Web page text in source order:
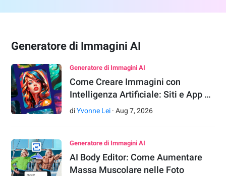
Generatore di Immagini AI
Generatore di Immagini AI
Come Creare Immagini con
Intelligenza Artificiale: Siti e App …
diYvonne Lei ·Aug 7,2026
Generatore di Immagini AI
AI Body Editor: Come Aumentare
Massa Muscolare nelle Foto